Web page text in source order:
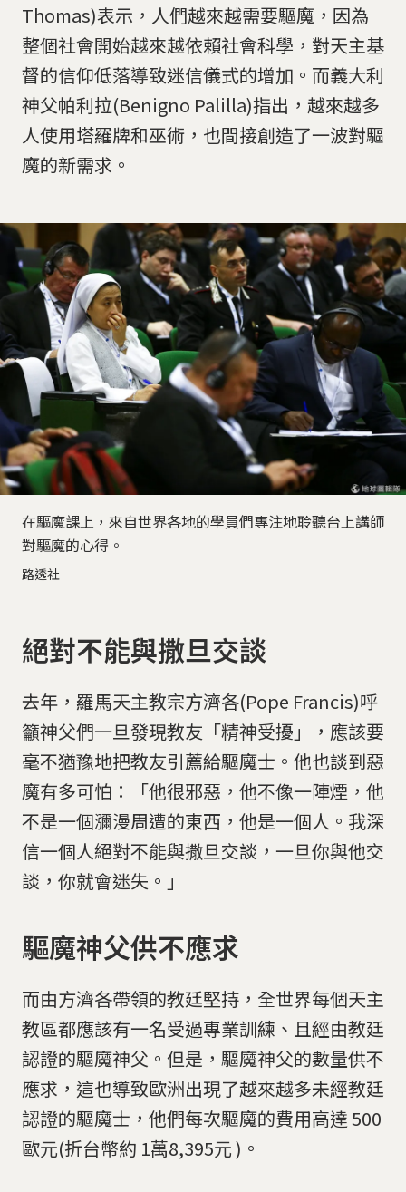
Thomas)表示，人們越來越需要驅魔，因為
整個社會開始越來越依賴社會科學，對天主基
督的信仰低落導致迷信儀式的增加。而義大利
神父帕利拉(Benigno Palilla)指出，越來越多
人使用塔羅牌和巫術，也間接創造了一波對驅
魔的新需求。
在驅魔課上，來自世界各地的學員們專注地聆聽台上講師
對驅魔的心得。
路透社
絕對不能與撒旦交談
去年，羅馬天主教宗方濟各(Pope Francis)呼
籲神父們一旦發現教友「精神受擾」，應該要
毫不猶豫地把教友引薦給驅魔士。他也談到惡
魔有多可怕：「他很邪惡，他不像一陣煙，他
不是一個瀰漫周遭的東西，他是一個人。我深
信一個人絕對不能與撒旦交談，一旦你與他交
談，你就會迷失。」
驅魔神父供不應求
而由方濟各帶領的教廷堅持，全世界每個天主
教區都應該有一名受過專業訓練、且經由教廷
認證的驅魔神父。但是，驅魔神父的數量供不
應求，這也導致歐洲出現了越來越多未經教廷
認證的驅魔士，他們每次驅魔的費用高達 500
歐元(折台幣約 1萬8,395元 )。